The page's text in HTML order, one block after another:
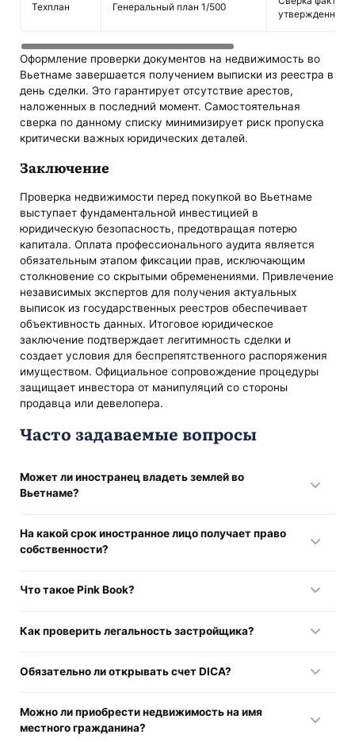
Техплан Генеральный план 1/500
утвержденным
Оформление проверки документов на недвижимость во
Вьетнаме завершается получением выписки из реестра в
день сделки. Это гарантирует отсутствие арестов,
наложенных в последний момент. Самостоятельная
сверка по данному списку минимизирует риск пропуска
критически важных юридических деталей.
Заключение
Проверка недвижимости перед покупкой во Вьетнаме
выступает фундаментальной инвестицией в
юридическую безопасность, предотвращая потерю
капитала. Оплата профессионального аудита является
обязательным этапом фиксации прав, исключающим
столкновение со скрытыми обременениями. Привлечение
независимых экспертов для получения актуальных
выписок из государственных реестров обеспечивает
объективность данных. Итоговое юридическое
заключение подтверждает легитимность сделки и
создает условия для беспрепятственного распоряжения
имуществом. Официальное сопровождение процедуры
защищает инвестора от манипуляций со стороны
продавца или девелопера.
Часто задаваемые вопросы
Может ли иностранец владеть землей во
Вьетнаме?
иностранцам доступно только право пользования (LUR).
На какой срок иностранное лицо получает право
собственности?
составляет 50 лет с возможностью пролонгации.
Что такое Pink Book?
строением и право пользования земельным участком.
Как проверить легальность застройщика?
строительство и официальное письмо от Департамента
Обязательно ли открывать счет DICA?
иностранцем должны проходить через этот специальный
инвестиционный счет.
Можно ли приобрести недвижимость на имя
местного гражданина?